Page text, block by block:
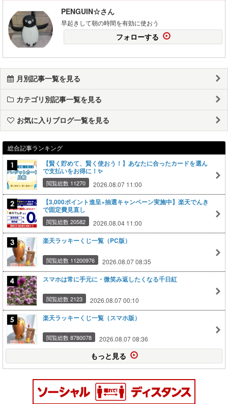
PENGUIN☆さん
早起きして朝の時間を有効に使おう
フォローする
月別記事一覧を見る
カテゴリ別記事一覧を見る
お気に入りブログ一覧を見る
総合記事ランキング
【賢く貯めて、賢く使おう！】あなたに合ったカードを選ん
で支払いをお得に！✨
閲覧総数 11270 2026.08.07 11:00
【3,000ポイント進呈×抽選キャンペーン実施中】楽天でんき
で固定費見直し
閲覧総数 20582 2026.08.04 11:00
楽天ラッキーくじ一覧（PC版）
閲覧総数 11200976 2026.08.07 08:35
スマホは常に手元に・微笑み返したくなる千日紅
閲覧総数 2123 2026.08.07 00:10
楽天ラッキーくじ一覧（スマホ版）
閲覧総数 8780078 2026.08.07 08:36
もっと見る